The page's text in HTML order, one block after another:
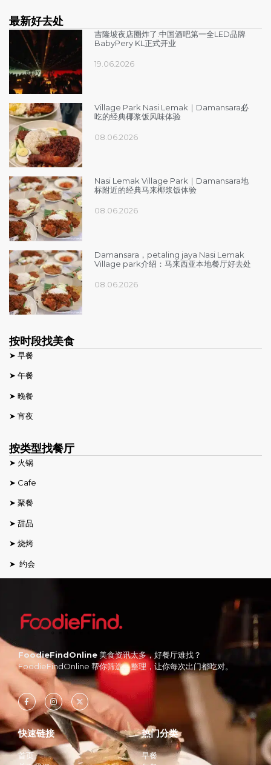
最新好去处
吉隆坡夜店圈炸了:中国酒吧第一全LED品牌
BabyPery KL正式开业
19.06.2026
Village Park Nasi Lemak｜Damansara必
吃的经典椰浆饭风味体验
08.06.2026
Nasi Lemak Village Park｜Damansara地
标附近的经典马来椰浆饭体验
08.06.2026
Damansara，petaling jaya Nasi Lemak
Village park介绍：马来西亚本地餐厅好去处
08.06.2026
按时段找美食
➤ 早餐
➤ 午餐
➤ 晚餐
➤ 宵夜
按类型找餐厅
➤ 火锅
➤ Cafe
➤ 聚餐
➤ 甜品
➤ 烧烤
➤ 约会
FoodieFindOnline美食资讯太多，好餐厅难找？
FoodieFindOnline 帮你筛选、整理，让你每次出门都吃对。
快速链接
首页
热门分类
早餐